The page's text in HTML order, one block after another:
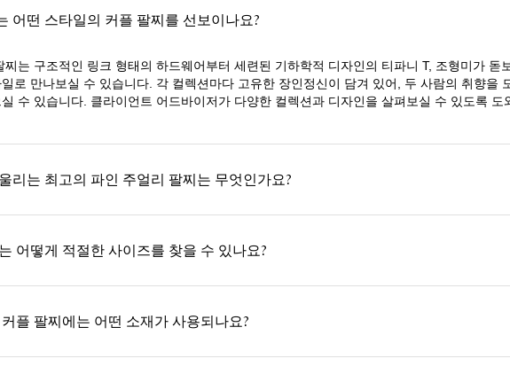
어떤 스타일의 커플 팔찌를 선보이나요?
찌는 구조적인 링크 형태의 하드웨어부터 세련된 기하학적 디자인의 티파니 T, 조형미가
로 만나보실 수 있습니다. 각 컬렉션마다 고유한 장인정신이 담겨 있어, 두 사람의 취향을
수 있습니다. 클라이언트 어드바이저가 다양한 컬렉션과 디자인을 살펴보실 수 있도록 도
리는 최고의 파인 주얼리 팔찌는 무엇인가요?
어떻게 적절한 사이즈를 찾을 수 있나요?
플 팔찌에는 어떤 소재가 사용되나요?